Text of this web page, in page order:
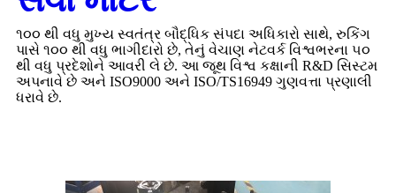
૧૦૦ થી વધુ મુખ્ય સ્વતંત્ર બૌદ્ધિક સંપદા અધિકારો સાથે, રુકિંગ
પાસે ૧૦૦ થી વધુ ભાગીદારો છે, તેનું વેચાણ નેટવર્ક વિશ્વભરના ૫૦
થી વધુ પ્રદેશોને આવરી લે છે. આ જૂથ વિશ્વ કક્ષાની R&D સિસ્ટમ
અપનાવે છે અને ISO9000 અને ISO/TS16949 ગુણવત્તા પ્રણાલી
ધરાવે છે.